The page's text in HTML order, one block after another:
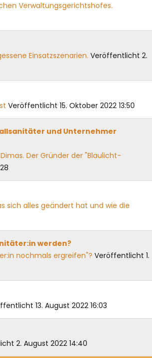
Verwaltungsgerichtshofes.
Einsatzszenarien. Veröffentlicht 2.
Veröffentlicht 15. Oktober 2022 13:50
und Unternehmer
Der Gründer der "Blaulicht-
sich alles geändert hat und wie die
werden?
nochmals ergreifen"? Veröffentlicht 1.
13. August 2022 16:03
2. August 2022 14:40